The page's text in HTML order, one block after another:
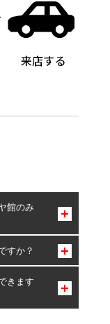
館のみ
。
すか？
同時にご予約が
きます